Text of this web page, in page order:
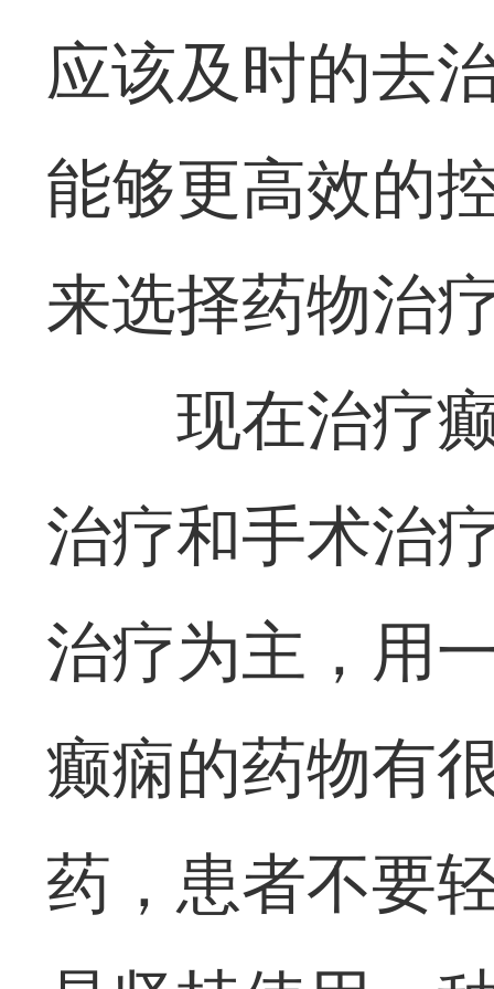
应该及时的去
能够更高效的
来选择药物治
现在治疗
治疗和手术治
治疗为主，用
癫痫的药物有
药，患者不要